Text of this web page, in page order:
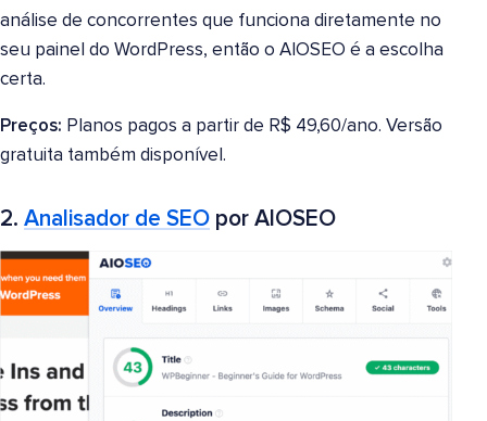
análise de concorrentes que funciona diretamente no
seu painel do WordPress, então o AIOSEO é a escolha
certa.
Preços: Planos pagos a partir de R$ 49,60/ano. Versão
gratuita também disponível.
2. Analisador de SEO por AIOSEO